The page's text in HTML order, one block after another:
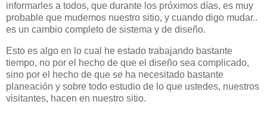
informarles a todos, que durante los próximos días, es muy
probable que mudemos nuestro sitio, y cuando digo mudar..
es un cambio completo de sistema y de diseño.
Esto es algo en lo cual he estado trabajando bastante
tiempo, no por el hecho de que el diseño sea complicado,
sino por el hecho de que se ha necesitado bastante
planeación y sobre todo estudio de lo que ustedes, nuestros
visitantes, hacen en nuestro sitio.